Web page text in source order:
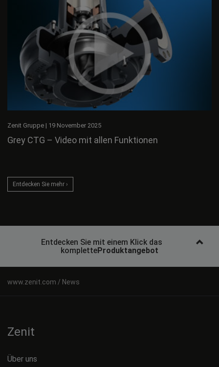
Zenit Gruppe | 19 November 2025
Grey CTG – Video mit allen Funktionen
Entdecken Sie mehr ›
Entdecken Sie mit einem Klick das
kompletteProduktangebot
News
Zenit
Über uns